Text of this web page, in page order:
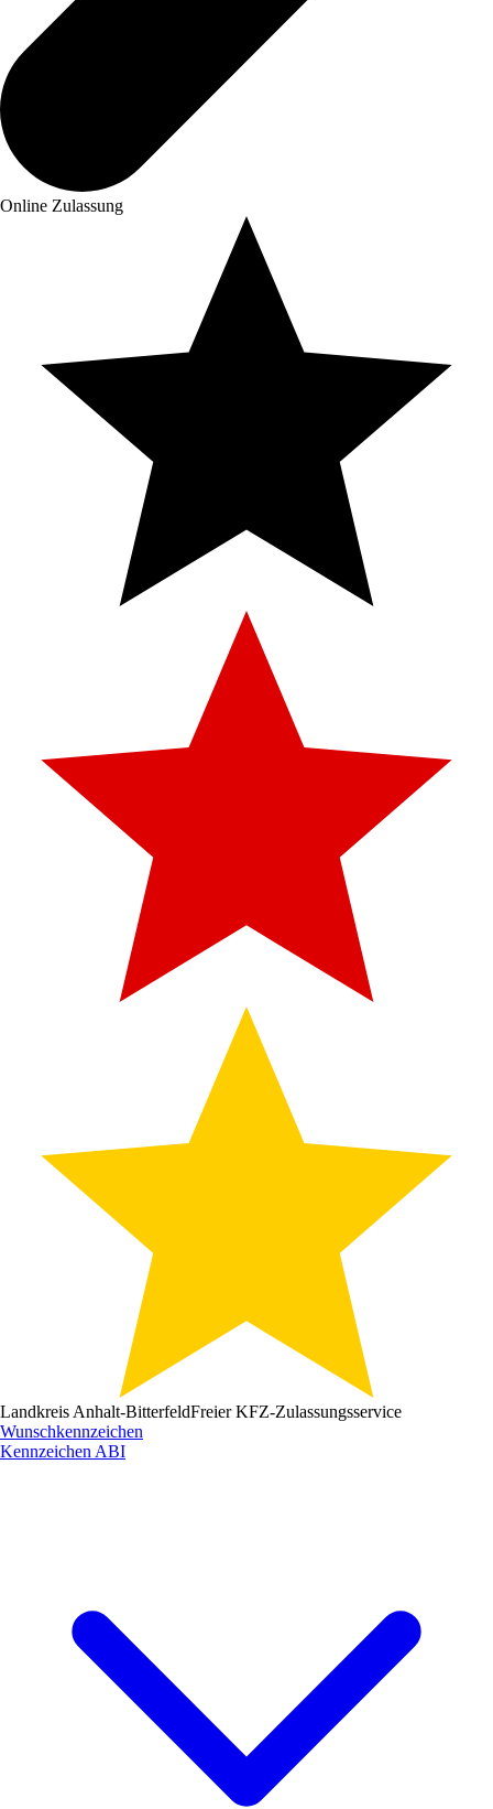
Online Zulassung
Landkreis Anhalt-BitterfeldFreier KFZ-Zulassungsservice
Wunschkennzeichen
Kennzeichen ABI